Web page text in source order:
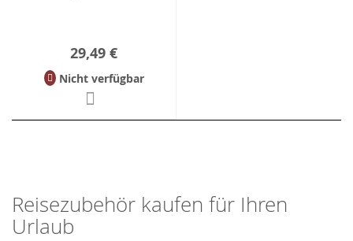
29,49 €
Nicht verfügbar
Reisezubehör kaufen für Ihren
Urlaub